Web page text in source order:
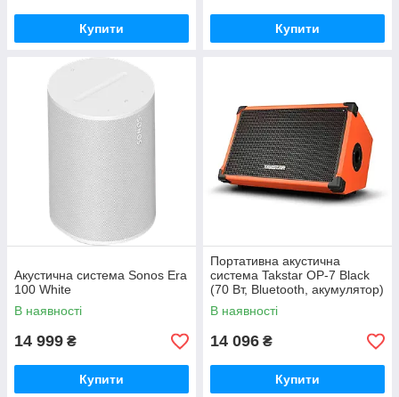
Купити Купити
Акустична система Sonos Era
100 White
В наявності
14 999 ₴
Купити
Портативна акустична
система Takstar OP-7 Black
(70 Вт, Bluetooth, акумулятор)
В наявності
14 096 ₴
Купити